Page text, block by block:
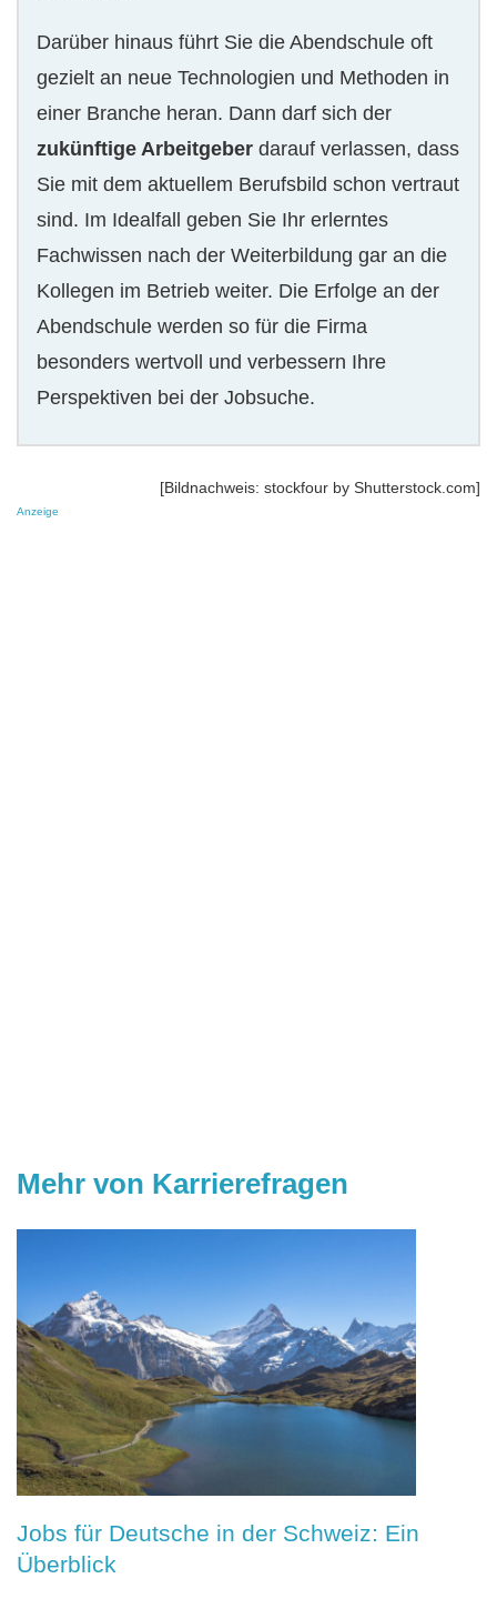
Darüber hinaus führt Sie die Abendschule oft
gezielt an neue Technologien und Methoden in
einer Branche heran. Dann darf sich der
zukünftige Arbeitgeber darauf verlassen, dass
Sie mit dem aktuellem Berufsbild schon vertraut
sind. Im Idealfall geben Sie Ihr erlerntes
Fachwissen nach der Weiterbildung gar an die
Kollegen im Betrieb weiter. Die Erfolge an der
Abendschule werden so für die Firma
besonders wertvoll und verbessern Ihre
Perspektiven bei der Jobsuche.
[Bildnachweis: stockfour by Shutterstock.com]
Anzeige
Mehr von Karrierefragen
Jobs für Deutsche in der Schweiz: Ein
Überblick